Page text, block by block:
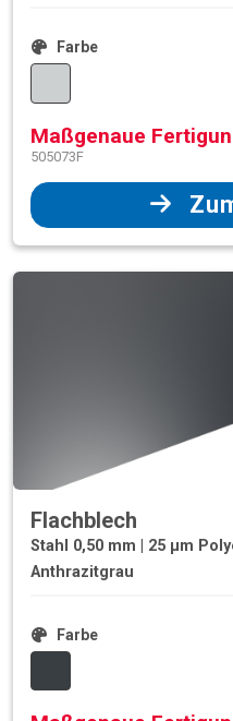
Farbe
Maßgenaue
505073F
Flachblech
Stahl 0,50 mm | 25 µm
Anthrazitgrau
Farbe